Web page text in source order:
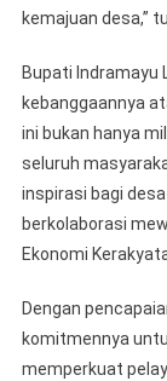
kemajuan desa,”
Bupati Indramayu
kebanggaannya
ini bukan hanya
seluruh
inspirasi bagi
berkolaborasi
Ekonomi
Dengan
komitmennya
memperkuat